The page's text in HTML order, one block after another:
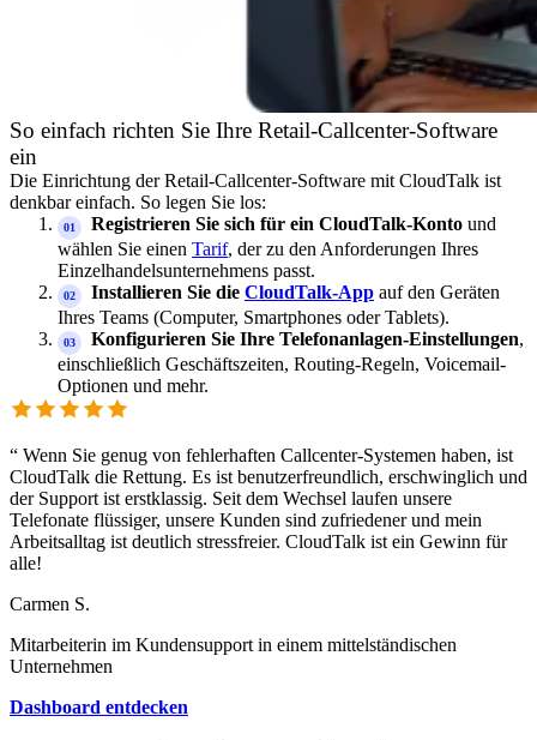
So einfach richten Sie Ihre Retail-Callcenter-Software
ein
Die Einrichtung der Retail-Callcenter-Software mit CloudTalk ist
denkbar einfach. So legen Sie los:
Registrieren Sie sich für ein CloudTalk-Konto und
wählen Sie einen Tarif, der zu den Anforderungen Ihres
Einzelhandelsunternehmens passt.
Installieren Sie die CloudTalk-App auf den Geräten
Ihres Teams (Computer, Smartphones oder Tablets).
Konfigurieren Sie Ihre Telefonanlagen-Einstellungen,
einschließlich Geschäftszeiten, Routing-Regeln, Voicemail-
Optionen und mehr.
“ Wenn Sie genug von fehlerhaften Callcenter-Systemen haben, ist
CloudTalk die Rettung. Es ist benutzerfreundlich, erschwinglich und
der Support ist erstklassig. Seit dem Wechsel laufen unsere
Telefonate flüssiger, unsere Kunden sind zufriedener und mein
Arbeitsalltag ist deutlich stressfreier. CloudTalk ist ein Gewinn für
alle!
Carmen S.
Mitarbeiterin im Kundensupport in einem mittelständischen
Unternehmen
Dashboard entdecken